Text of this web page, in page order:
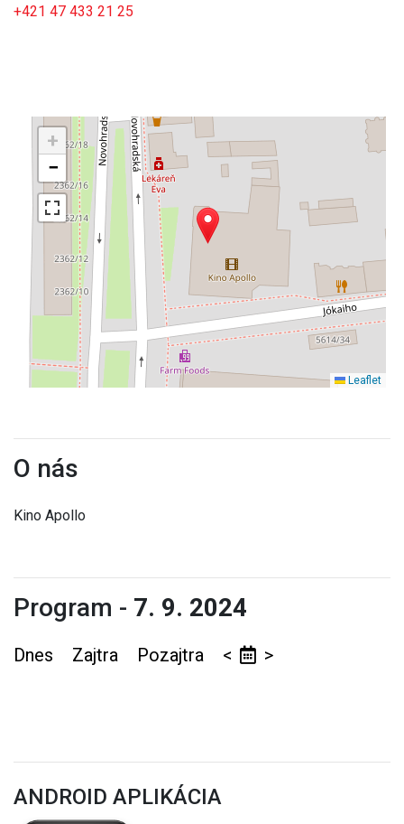
+421 47 433 21 25
+
−
Leaflet
O nás
Kino Apollo
Program - 7. 9. 2024
Dnes Zajtra Pozajtra < >
ANDROID APLIKÁCIA